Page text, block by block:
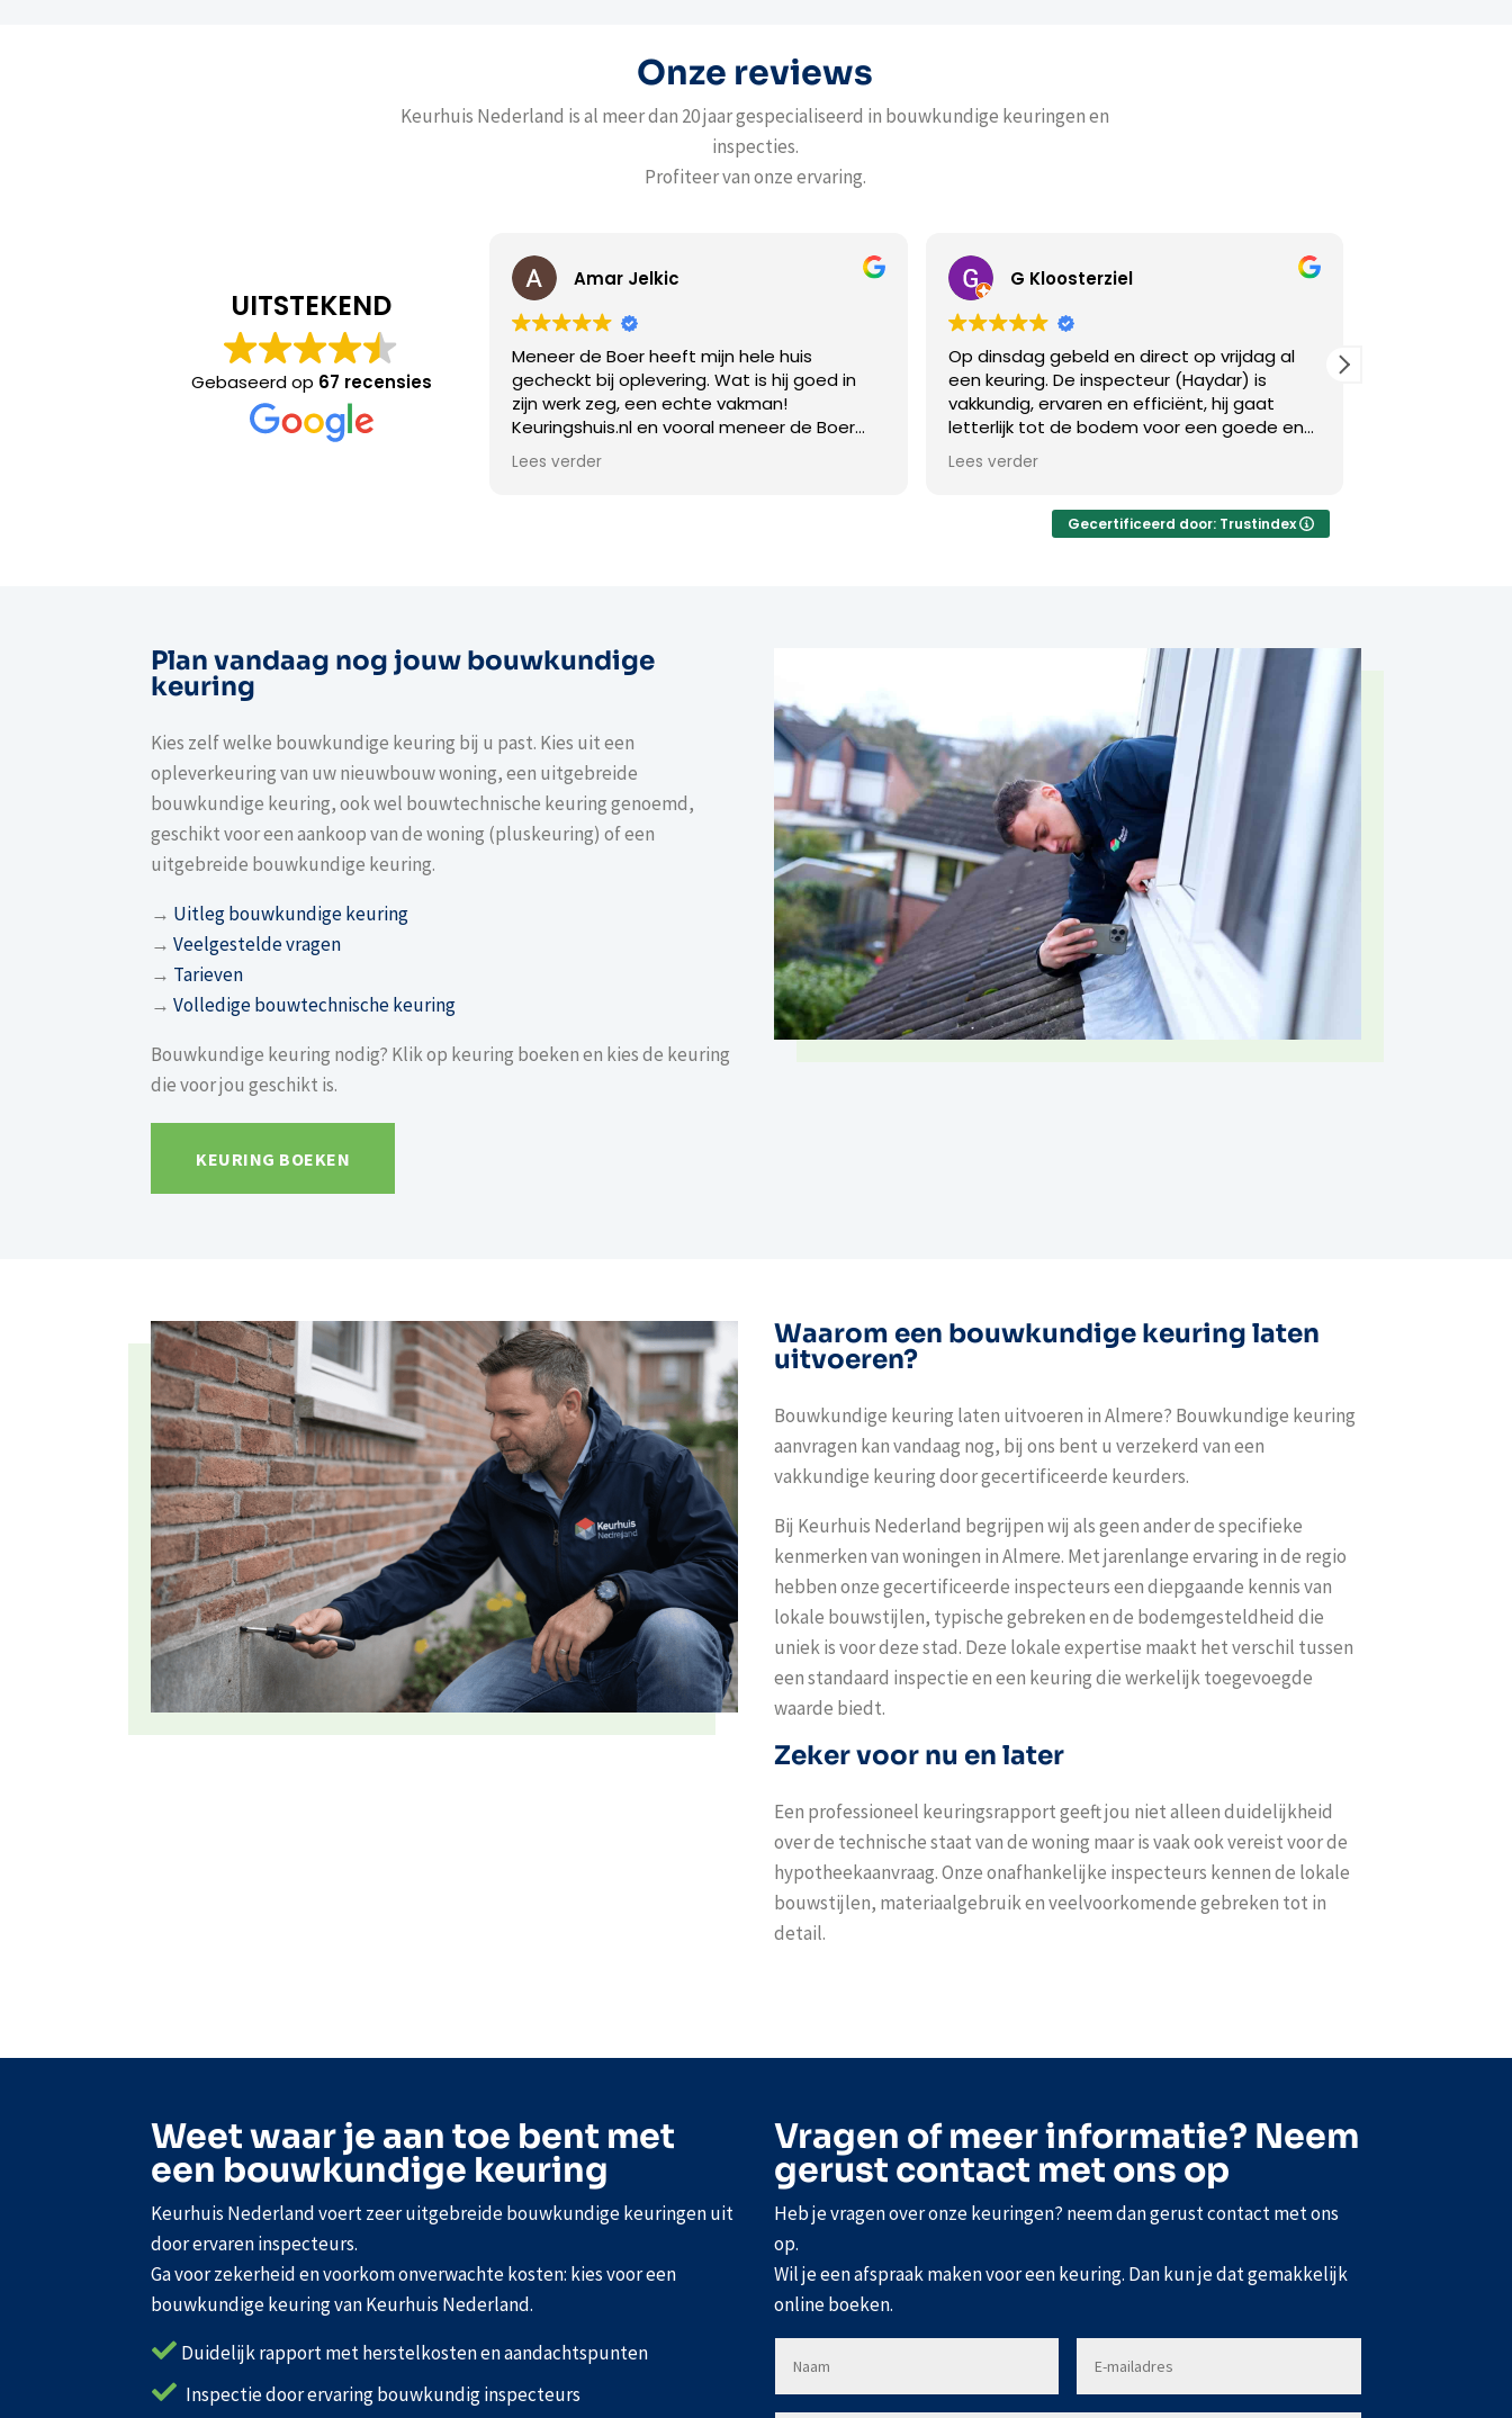
Onze reviews
Keurhuis Nederland is al meer dan 20 jaar gespecialiseerd in bouwkundige keuringen en
inspecties.
Profiteer van onze ervaring.
UITSTEKEND
Gebaseerd op 67 recensies
Meneer de Boer heeft mijn hele huis
gecheckt bij oplevering. Wat is hij goed in
zijn werk zeg, een echte vakman!
Keuringshuis.nl en vooral meneer de Boer
dankjewel voor de kwaliteit en service!
G Kloosterziel
Op dinsdag gebeld en direct op vrijdag al
een keuring. De inspecteur (Haydar) is
vakkundig, ervaren en efficiënt, hij gaat
letterlijk tot de bodem voor een goede en
complete keuring. Hij neemt de potentiële
koper mee en legt al zijn bevindingen uit.
verdieping afgesloten met de mogelijkheid
tot vragen. Alle zichtbare mankementen
huis :)
Adriana Ivanova
Goed telefonisch bereikbaar. Ik had
keuring nodig en aan de lijn was dat
geregeld. Vriendelijk ingeboekt en
dagen kwam er een expert langs om
keus.
Gecertificeerd door: Trustindex
Plan vandaag nog jouw bouwkundige
keuring
Kies zelf welke bouwkundige keuring bij u past. Kies uit een
opleverkeuring van uw nieuwbouw woning, een uitgebreide
bouwkundige keuring, ook wel bouwtechnische keuring genoemd,
geschikt voor een aankoop van de woning (pluskeuring) of een
uitgebreide bouwkundige keuring.
→ Uitleg bouwkundige keuring
→Veelgestelde vragen
→ Tarieven
→Volledige bouwtechnische keuring
Bouwkundige keuring nodig? Klik op keuring boeken en kies de keuring
die voor jou geschikt is.
KEURING BOEKEN
Waarom een bouwkundige keuring laten
uitvoeren?
Bouwkundige keuring laten uitvoeren in Almere? Bouwkundige keuring
aanvragen kan vandaag nog, bij ons bent u verzekerd van een
vakkundige keuring door gecertificeerde keurders.
Bij Keurhuis Nederland begrijpen wij als geen ander de specifieke
kenmerken van woningen in Almere. Met jarenlange ervaring in de regio
hebben onze gecertificeerde inspecteurs een diepgaande kennis van
lokale bouwstijlen, typische gebreken en de bodemgesteldheid die
uniek is voor deze stad. Deze lokale expertise maakt het verschil tussen
een standaard inspectie en een keuring die werkelijk toegevoegde
waarde biedt.
Zeker voor nu en later
Een professioneel keuringsrapport geeft jou niet alleen duidelijkheid
over de technische staat van de woning maar is vaak ook vereist voor de
hypotheekaanvraag. Onze onafhankelijke inspecteurs kennen de lokale
bouwstijlen, materiaalgebruik en veelvoorkomende gebreken tot in
detail.
Weet waar je aan toe bent met
een bouwkundige keuring
Keurhuis Nederland voert zeer uitgebreide bouwkundige keuringen uit
door ervaren inspecteurs.
Ga voor zekerheid en voorkom onverwachte kosten: kies voor een
bouwkundige keuring van Keurhuis Nederland.
 Duidelijk rapport met herstelkosten en aandachtspunten
 Inspectie door ervaring bouwkundig inspecteurs
Vragen of meer informatie? Neem
gerust contact met ons op
Heb je vragen over onze keuringen? neem dan gerust contact met ons
op.
Wil je een afspraak maken voor een keuring. Dan kun je dat gemakkelijk
online boeken.